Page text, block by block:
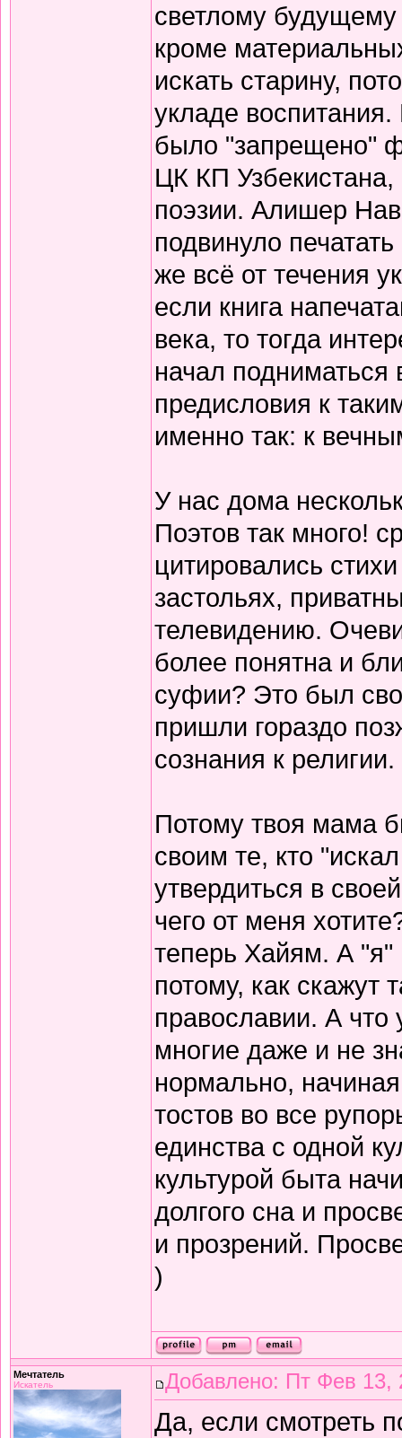
светлому
кроме
искать старину,
укладе воспитания.
было "запрещено"
ЦК КП
поэзии. Алишер
подвинуло
же всё от течения
если книга
века, то тогда
начал
предисловия к
именно так: к
У нас дома
Поэтов так много!
цитировались
застольях,
телевидению.
более понятна и
суфии? Это был
пришли гораздо
сознания к религии.
Потому твоя мама
своим те, кто
утвердиться в
чего от меня
теперь Хайям. А "я"
потому, как скажут
православии. А что
многие даже и не
нормально,
тостов во все
единства с одной
культурой быта
долгого сна и
и прозрений.
)
Мечтатель
Искатель Добавлено: Пт Фев 13,
Да, если смотреть